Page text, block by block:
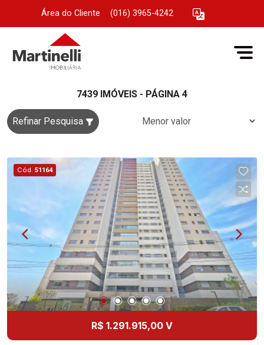
Área do Cliente (016) 3965-4242
7439 IMÓVEIS - PÁGINA 4
Refinar Pesquisa
Cód. 51164
R$ 1.291.915,00 V